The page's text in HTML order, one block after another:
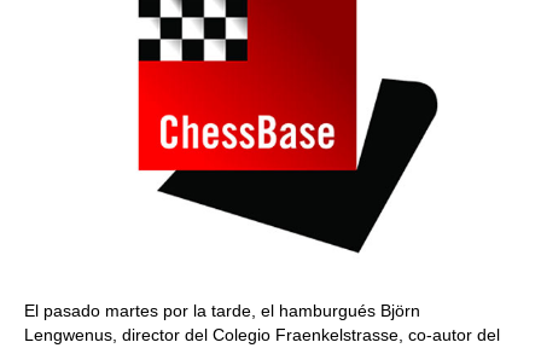
El pasado martes por la tarde, el hamburgués Björn
Lengwenus, director del Colegio Fraenkelstrasse, co-autor del